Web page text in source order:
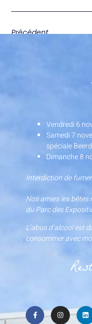
Précédent
Vendredi 6
Samedi 7
spéciale
Dimanche 8
Interdiction de
Nos amies les bêtes
du Parc des
L’abus d’alcool est
consommer avec